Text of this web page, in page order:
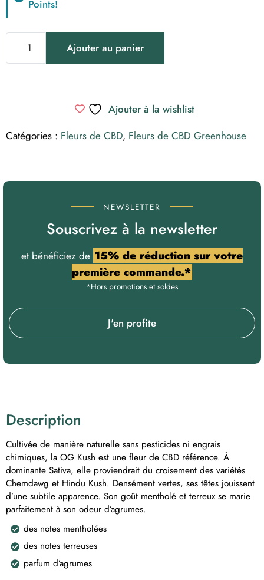
Points!
Og
CBD
Ajouter au panier
Ajouter à la wishlist
Catégories : Fleurs de CBD, Fleurs de CBD Greenhouse
NEWSLETTER
Souscrivez à la newsletter
et bénéficiez de 15% de réduction sur votre
première commande.*
*Hors promotions et soldes
J'en profite
Description
Cultivée de manière naturelle sans pesticides ni engrais
chimiques, la OG Kush est une fleur de CBD référence. À
dominante Sativa, elle proviendrait du croisement des variétés
Chemdawg et Hindu Kush. Densément vertes, ses têtes jouissent
d’une subtile apparence. Son goût mentholé et terreux se marie
parfaitement à son odeur d’agrumes.
des notes mentholées
des notes terreuses
parfum d’agrumes